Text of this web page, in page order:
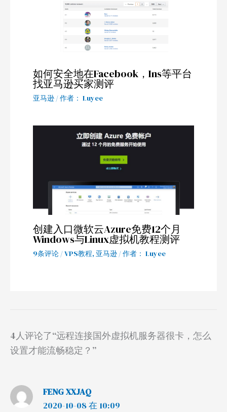
如何安全地在Facebook，Ins等平台
找亚马逊买家测评
亚马逊 / 作者： Luyee
创建入口微软云Azure免费12个月
Windows与Linux虚拟机教程测评
9条评论 /VPS教程, 亚马逊 / 作者： Luyee
4人评论了“远程连接国外虚拟机服务器很卡，怎么
设置才能流畅稳定？”
FENG XXJAQ
2020-10-08 在 10:09